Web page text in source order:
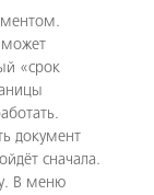
может
«срок
документ
сначала.
В меню